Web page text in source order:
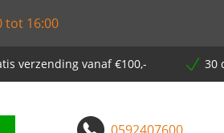
tot 16:00
verzending vanaf €100,- 30